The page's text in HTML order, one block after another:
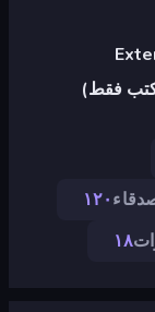
فقط)
١٢٠
١٨